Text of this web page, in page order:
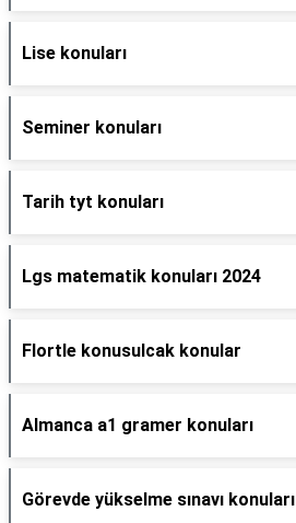
Lise konuları
Seminer konuları
Tarih tyt konuları
Lgs matematik konuları 2024
Flortle konusulcak konular
Almanca a1 gramer konuları
Görevde yükselme sınavı konuları